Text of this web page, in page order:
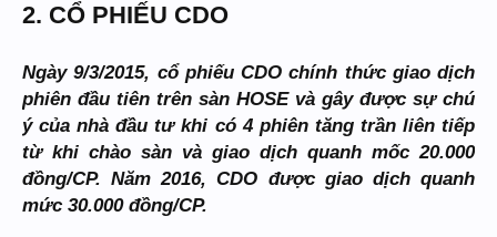
2. CỔ PHIẾU CDO
Ngày 9/3/2015, cổ phiếu CDO chính thức giao dịch
phiên đầu tiên trên sàn HOSE và gây được sự chú
ý của nhà đầu tư khi có 4 phiên tăng trần liên tiếp
từ khi chào sàn và giao dịch quanh mốc 20.000
đồng/CP. Năm 2016, CDO được giao dịch quanh
mức 30.000 đồng/CP.